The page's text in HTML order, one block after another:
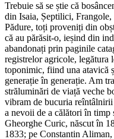
Trebuie să se știe că
din Isaia, Șeptilici,
Pădure, toți proveniți din
că au părăsit-o, ieșind din
abandonați prin paginile
registrelor agricole, legătura
toponimic, fiind una atavică
generație în generație. Am
străluminări de viață veche
vibram de bucuria
a nevoii de a călători în
Gheorghe Curic, născut în
1833; pe Constantin